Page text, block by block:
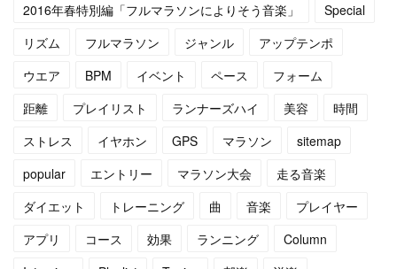
(
15
(
)
2016年春特別編「フルマラソンによりそう音楽」
Special
リズム
フルマラソン ジャンル
アップテンポ
ウエア
BPM イベント ペース
フォーム
距離
プレイリスト ランナーズハイ 美容
時間
ストレス
イヤホン GPS マラソン
sitemap
popular
エントリー マラソン大会
走る音楽
ダイエット
トレーニング 曲 音楽
プレイヤー
アプリ
コース 効果 ランニング
Column